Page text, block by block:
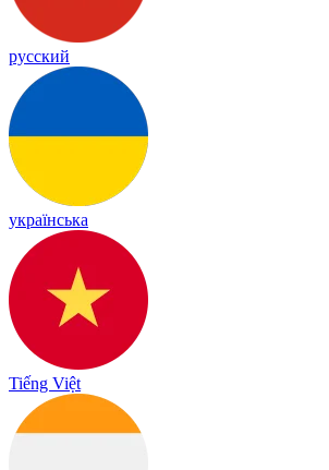
русский
українська
Tiếng Việt